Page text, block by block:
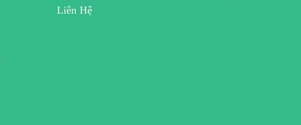
Liên Hệ